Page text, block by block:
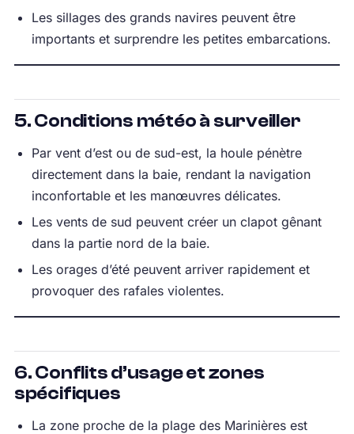
Les sillages des grands navires peuvent être
importants et surprendre les petites embarcations.
5. Conditions météo à surveiller
Par vent d’est ou de sud-est, la houle pénètre
directement dans la baie, rendant la navigation
inconfortable et les manœuvres délicates.
Les vents de sud peuvent créer un clapot gênant
dans la partie nord de la baie.
Les orages d’été peuvent arriver rapidement et
provoquer des rafales violentes.
6. Conflits d’usage et zones
spécifiques
La zone proche de la plage des Marinières est